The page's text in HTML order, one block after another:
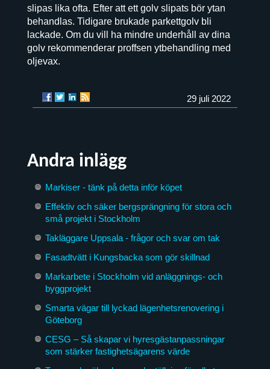
slipas lika ofta. Efter att ett golv slipats bör ytan
behandlas. Tidigare brukade parkettgolv bli
lackade. Om du vill ha mindre underhåll av dina
golv rekommenderar proffsen ytbehandling med
oljevax.
29 juli 2022
Andra inlägg
Markiser - tänk på detta inför köpet
Effektiv och säker bergsprängning för stora och
små projekt i Stockholm
Takläggare Uppsala - frågor och svar om tak
Fasadtvätt i Kungsbacka som gör skillnad
Markarbete i Stockholm vid anläggnings- och
byggprojekt
Smarta vägar till lyckad lägenhetsrenovering i
Göteborg
CESG – Så skapar vi hyresgästanpassningar
som stärker fastighetsägarens värde